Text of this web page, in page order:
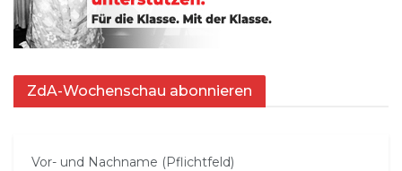
ZdA-Wochenschau abonnieren
Vor- und Nachname (Pflichtfeld)